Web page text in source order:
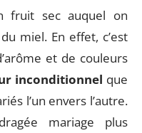
fruit sec auquel on
miel. En effet, c’est
et de couleurs
inconditionnel que
l’un envers l’autre.
mariage plus